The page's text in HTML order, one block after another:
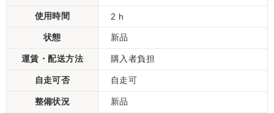
使用時間 2 h
状態 新品
運賃・配送方法 購入者負担
自走可否 自走可
整備状況 新品